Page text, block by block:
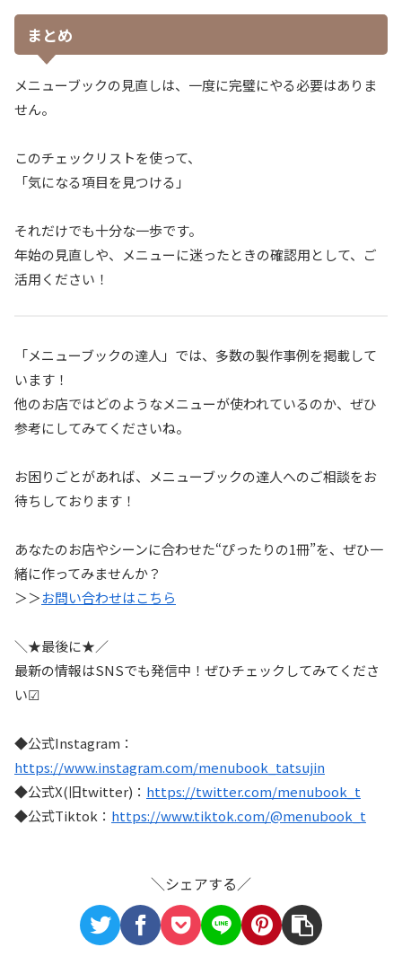
まとめ
メニューブックの見直しは、一度に完璧にやる必要はありま
せん。
このチェックリストを使って、
「気になる項目を見つける」
それだけでも十分な一歩です。
年始の見直しや、メニューに迷ったときの確認用として、ご
活用ください！
「メニューブックの達人」では、多数の製作事例を掲載して
います！
他のお店ではどのようなメニューが使われているのか、ぜひ
参考にしてみてくださいね。
お困りごとがあれば、メニューブックの達人へのご相談をお
待ちしております！
あなたのお店やシーンに合わせた“ぴったりの1冊”を、ぜひ一
緒に作ってみませんか？
＞＞お問い合わせはこちら
＼★最後に★／
最新の情報はSNSでも発信中！ぜひチェックしてみてくださ
い☑
◆公式Instagram：
https://www.instagram.com/menubook_tatsujin
◆公式X(旧twitter)： https://twitter.com/menubook_t
◆公式Tiktok： https://www.tiktok.com/@menubook_t
＼シェアする／